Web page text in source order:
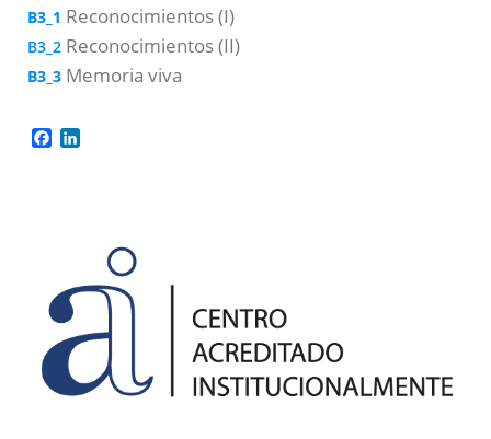
B3_1 Reconocimientos (I)
B3_2 Reconocimientos (II)
B3_3 Memoria viva
Facebook